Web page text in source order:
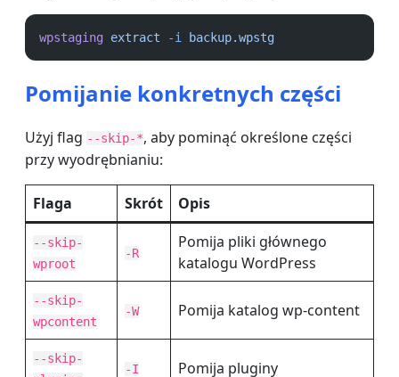
wpstaging extract -i backup.wpstg
Pomijanie konkretnych części
Użyj flag --skip-*, aby pominąć określone części
przy wyodrębnianiu:
Flaga Skrót Opis
--skip-
wproot
-R
Pomija pliki głównego
katalogu WordPress
--skip-
wpcontent
-W Pomija katalog wp-content
--skip-
-I Pomija pluginy